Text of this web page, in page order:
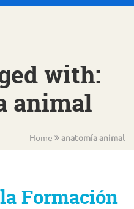
with:
animal
Home anatomía animal
Formación